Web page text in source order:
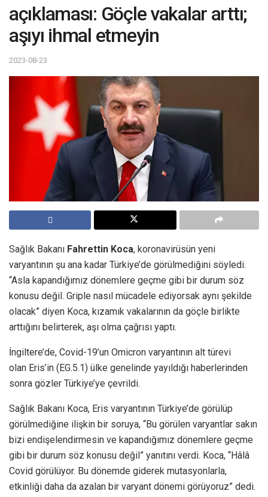
açıklaması: Göçle vakalar arttı;
aşıyı ihmal etmeyin
2023-08-23
Sağlık Bakanı Fahrettin Koca, koronavirüsün yeni
varyantının şu ana kadar Türkiye’de görülmediğini söyledi.
“Asla kapandığımız dönemlere geçme gibi bir durum söz
konusu değil. Griple nasıl mücadele ediyorsak aynı şekilde
olacak” diyen Koca, kızamık vakalarının da göçle birlikte
arttığını belirterek, aşı olma çağrısı yaptı.
İngiltere’de, Covid-19’un Omicron varyantının alt türevi
olan Eris’in (EG.5.1) ülke genelinde yayıldığı haberlerinden
sonra gözler Türkiye’ye çevrildi.
Sağlık Bakanı Koca, Eris varyantının Türkiye’de görülüp
görülmediğine ilişkin bir soruya, “Bu görülen varyantlar sakın
bizi endişelendirmesin ve kapandığımız dönemlere geçme
gibi bir durum söz konusu değil” yanıtını verdi. Koca, “Hâlâ
Covid görülüyor. Bu dönemde giderek mutasyonlarla,
etkinliği daha da azalan bir varyant dönemi görüyoruz” dedi.